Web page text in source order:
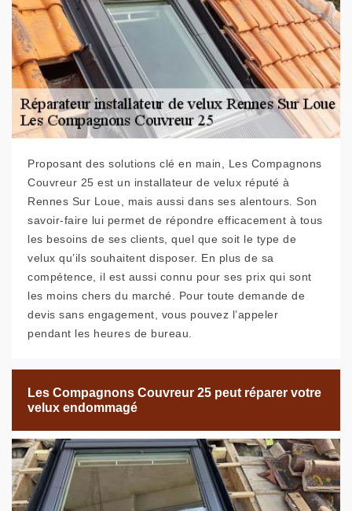
Proposant des solutions clé en main, Les Compagnons
Couvreur 25 est un installateur de velux réputé à
Rennes Sur Loue, mais aussi dans ses alentours. Son
savoir-faire lui permet de répondre efficacement à tous
les besoins de ses clients, quel que soit le type de
velux qu’ils souhaitent disposer. En plus de sa
compétence, il est aussi connu pour ses prix qui sont
les moins chers du marché. Pour toute demande de
devis sans engagement, vous pouvez l’appeler
pendant les heures de bureau.
Les Compagnons Couvreur 25 peut réparer votre
velux endommagé